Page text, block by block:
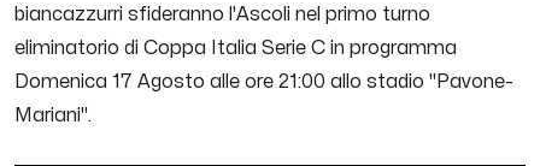
biancazzurri sfideranno l'Ascoli nel primo turno
eliminatorio di Coppa Italia Serie C in programma
Domenica 17 Agosto alle ore 21:00 allo stadio "Pavone-
Mariani".